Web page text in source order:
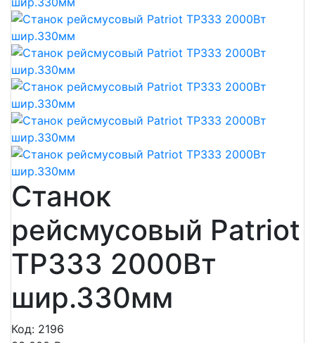
Станок
рейсмусовый Patriot
ТР333 2000Вт
шир.330мм
Код: 2196